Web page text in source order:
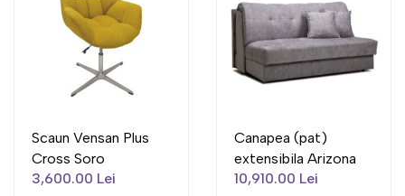
Scaun Vensan Plus
Cross Soro
3,600.00 Lei
Canapea (pat)
extensibila Arizona
10,910.00 Lei